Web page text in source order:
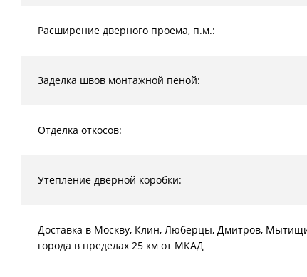
Расширение дверного проема, п.м.:
Заделка швов монтажной пеной:
Отделка откосов:
Утепление дверной коробки:
Доставка в Москву, Клин, Люберцы, Дмитров,
города в пределах 25 км от МКАД